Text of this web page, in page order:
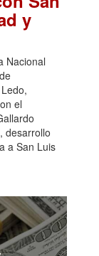
y
Nacional
el
desarrollo
a San Luis